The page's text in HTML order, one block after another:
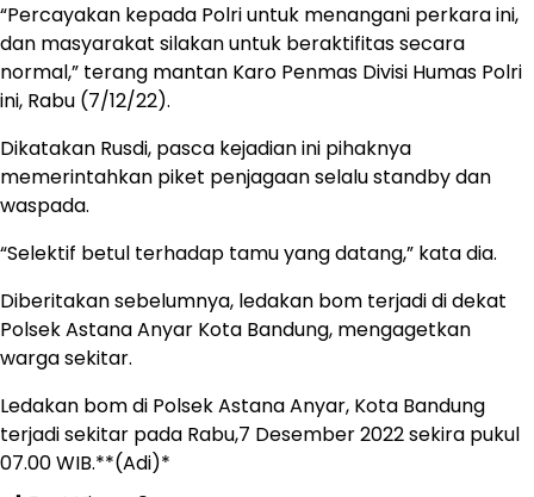
“Percayakan kepada Polri untuk menangani perkara ini,
dan masyarakat silakan untuk beraktifitas secara
normal,” terang mantan Karo Penmas Divisi Humas Polri
ini, Rabu (7/12/22).
Dikatakan Rusdi, pasca kejadian ini pihaknya
memerintahkan piket penjagaan selalu standby dan
waspada.
“Selektif betul terhadap tamu yang datang,” kata dia.
Diberitakan sebelumnya, ledakan bom terjadi di dekat
Polsek Astana Anyar Kota Bandung, mengagetkan
warga sekitar.
Ledakan bom di Polsek Astana Anyar, Kota Bandung
terjadi sekitar pada Rabu,7 Desember 2022 sekira pukul
07.00 WIB.**(Adi)*